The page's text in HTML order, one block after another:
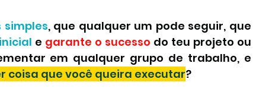
Pesquisas
simples, que qualquer um pode seguir, que
e garante o sucesso do teu projeto ou
coisa que você queira executar?